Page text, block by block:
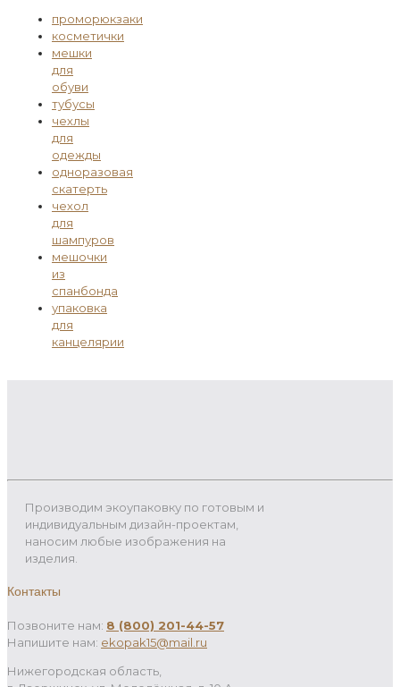
проморюкзаки
косметички
мешки
для
обуви
тубусы
чехлы
для
одежды
одноразовая
скатерть
чехол
для
шампуров
мешочки
из
спанбонда
упаковка
для
канцелярии
Производим экоупаковку по готовым и
индивидуальным дизайн-проектам,
наносим любые изображения на
изделия.
Контакты
Позвоните нам: 8 (800) 201-44-57
Напишите нам: ekopak15@mail.ru
Нижегородская область,